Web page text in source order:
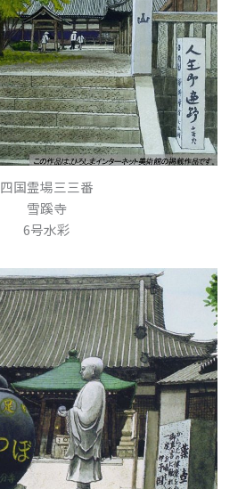
四国霊場三三番
雪蹊寺
6号水彩